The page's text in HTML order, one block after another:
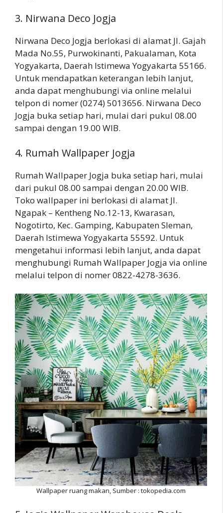
3. Nirwana Deco Jogja
Nirwana Deco Jogja berlokasi di alamat Jl. Gajah
Mada No.55, Purwokinanti, Pakualaman, Kota
Yogyakarta, Daerah Istimewa Yogyakarta 55166.
Untuk mendapatkan keterangan lebih lanjut,
anda dapat menghubungi via online melalui
telpon di nomer (0274) 5013656. Nirwana Deco
Jogja buka setiap hari, mulai dari pukul 08.00
sampai dengan 19.00 WIB.
4. Rumah Wallpaper Jogja
Rumah Wallpaper Jogja buka setiap hari, mulai
dari pukul 08.00 sampai dengan 20.00 WIB.
Toko wallpaper ini berlokasi di alamat Jl.
Ngapak – Kentheng No.12-13, Kwarasan,
Nogotirto, Kec. Gamping, Kabupaten Sleman,
Daerah Istimewa Yogyakarta 55592. Untuk
mengetahui informasi lebih lanjut, anda dapat
menghubungi Rumah Wallpaper Jogja via online
melalui telpon di nomer 0822-4278-3636.
Wallpaper ruang makan, Sumber : tokopedia.com